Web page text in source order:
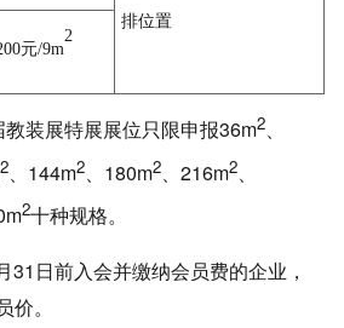
排位置
元/9m
2
装展特展展位只限申报36m2、
2、144m2、180m2、216m2、
2十种规格。
日前入会并缴纳会员费的企业，
。